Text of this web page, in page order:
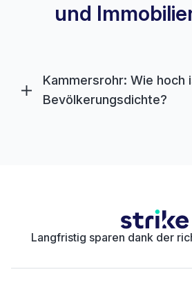
und
Kammersrohr: Wie hoch
Bevölkerungsdichte?
Langfristig sparen dank der